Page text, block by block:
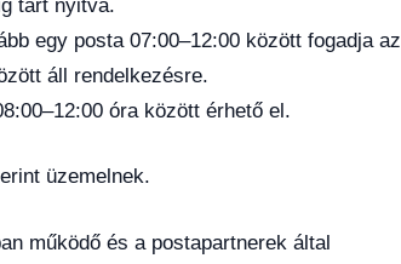
tart nyitva.
egy posta 07:00–12:00 között fogadja az
áll rendelkezésre.
óra között érhető el.
üzemelnek.
működő és a postapartnerek által